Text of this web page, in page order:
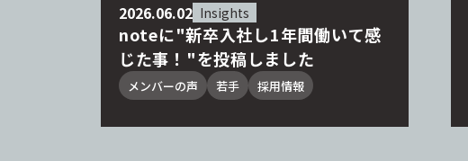
2026.06.02 Insights
noteに"新卒入社し1年間働いて感
じた事！"を投稿しました
メンバーの声 若手 採用情報